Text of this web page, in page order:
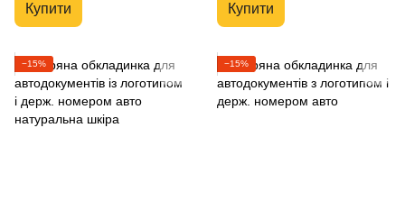
Купити Купити
−15% −15%